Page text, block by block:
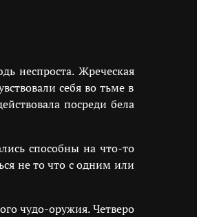
неспроста. Жреческая
себя во тьме в
посреди бела
способны на что-то
не то что с одним или
чудо-оружия. Четверо